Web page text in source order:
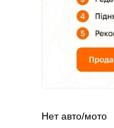
Нет авто/мото